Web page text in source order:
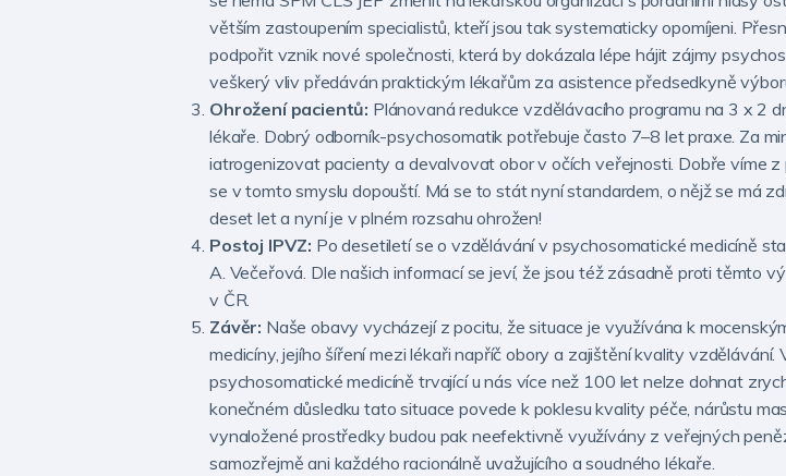
větším zastoupením specialistů, kteří jsou tak systematicky opomíjeni.
podpořit vznik nové společnosti, která by dokázala lépe hájit zájmy
veškerý vliv předáván praktickým lékařům za asistence předsedkyně
Ohrožení pacientů: Plánovaná redukce vzdělávacího programu na 3 x 2
lékaře. Dobrý odborník-psychosomatik potřebuje často 7–8 let praxe. Za
iatrogenizovat pacienty a devalvovat obor v očích veřejnosti. Dobře víme
se v tomto smyslu dopouští. Má se to stát nyní standardem, o nějž se má
deset let a nyní je v plném rozsahu ohrožen!
Postoj IPVZ: Po desetiletí se o vzdělávání v psychosomatické medicíně
A. Večeřová. Dle našich informací se jeví, že jsou též zásadně proti těmto
v ČR.
Závěr: Naše obavy vycházejí z pocitu, že situace je využívána k
medicíny, jejího šíření mezi lékaři napříč obory a zajištění kvality
psychosomatické medicíně trvající u nás více než 100 let nelze dohnat
konečném důsledku tato situace povede k poklesu kvality péče, nárůstu
vynaložené prostředky budou pak neefektivně využívány z veřejných
samozřejmě ani každého racionálně uvažujícího a soudného lékaře.